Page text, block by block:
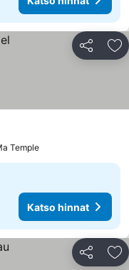
Jaa
Temple
Katso hinnat
Jaa